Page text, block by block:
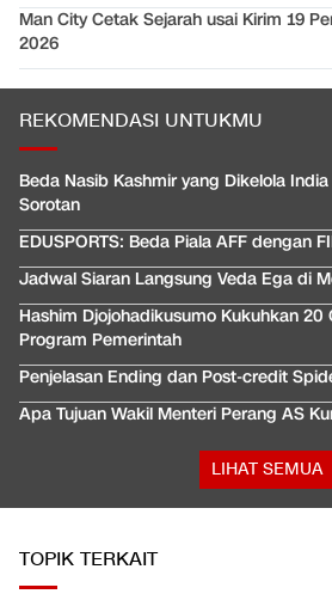
Man City Cetak Sejarah usai Kirim 19
2026
REKOMENDASI UNTUKMU
Beda Nasib Kashmir yang Dikelola
Sorotan
EDUSPORTS: Beda Piala AFF dengan
Jadwal Siaran Langsung Veda Ega di
Hashim Djojohadikusumo Kukuhkan 20
Program Pemerintah
Penjelasan Ending dan Post-credit
Apa Tujuan Wakil Menteri Perang AS
LIHAT SEMUA
TOPIK TERKAIT